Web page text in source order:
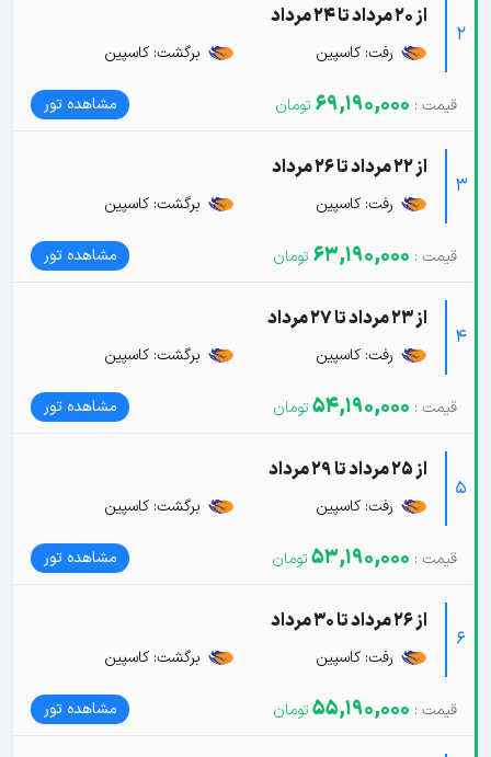
2
از 20 مرداد تا 24 مرداد
رفت: کاسپین برگشت: کاسپین
69,190,000 مشاهده تور
3
از 22 مرداد تا 26 مرداد
رفت: کاسپین برگشت: کاسپین
63,190,000 مشاهده تور
4
از 23 مرداد تا 27 مرداد
رفت: کاسپین برگشت: کاسپین
54,190,000 مشاهده تور
5
از 25 مرداد تا 29 مرداد
رفت: کاسپین برگشت: کاسپین
53,190,000 مشاهده تور
6
از 26 مرداد تا 30 مرداد
رفت: کاسپین برگشت: کاسپین
55,190,000 مشاهده تور